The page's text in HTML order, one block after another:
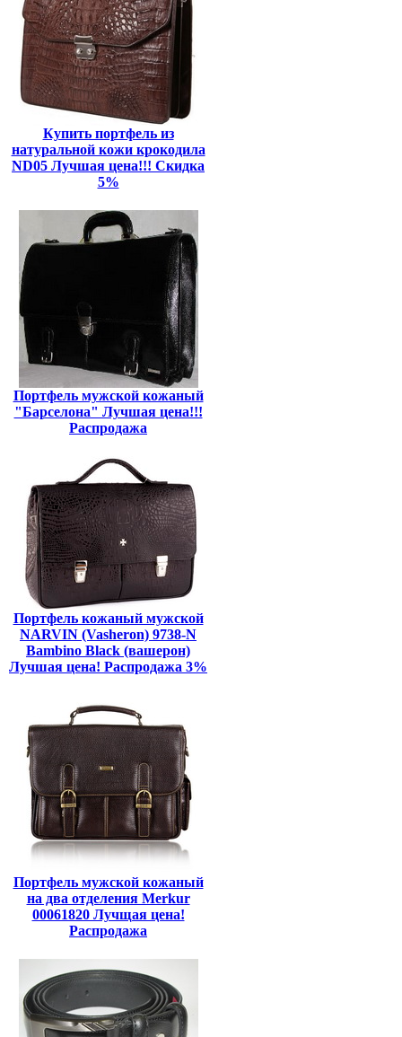
Купить портфель из
натуральной кожи крокодила
ND05 Лучшая цена!!! Скидка
5%
Портфель мужской кожаный
"Барселона" Лучшая цена!!!
Распродажа
Портфель кожаный мужской
NARVIN (Vasheron) 9738-N
Bambino Black (вашерон)
Лучшая цена! Распродажа 3%
Портфель мужской кожаный
на два отделения Merkur
00061820 Лучщая цена!
Распродажа